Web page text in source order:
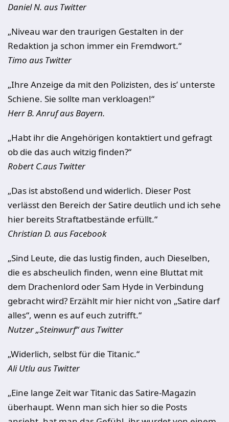
Daniel N. aus Twitter
„Niveau war den traurigen Gestalten in der
Redaktion ja schon immer ein Fremdwort.“
Timo aus Twitter
„Ihre Anzeige da mit den Polizisten, des is’ unterste
Schiene. Sie sollte man verkloagen!“
Herr B. Anruf aus Bayern.
„Habt ihr die Angehörigen kontaktiert und gefragt
ob die das auch witzig finden?“
Robert C.aus Twitter
„Das ist abstoßend und widerlich. Dieser Post
verlässt den Bereich der Satire deutlich und ich sehe
hier bereits Straftatbestände erfüllt.“
Christian D. aus Facebook
„Sind Leute, die das lustig finden, auch Dieselben,
die es abscheulich finden, wenn eine Bluttat mit
dem Drachenlord oder Sam Hyde in Verbindung
gebracht wird? Erzählt mir hier nicht von „Satire darf
alles“, wenn es auf euch zutrifft.“
Nutzer „Steinwurf“ aus Twitter
„Widerlich, selbst für die Titanic.“
Ali Utlu aus Twitter
„Eine lange Zeit war Titanic das Satire-Magazin
überhaupt. Wenn man sich hier so die Posts